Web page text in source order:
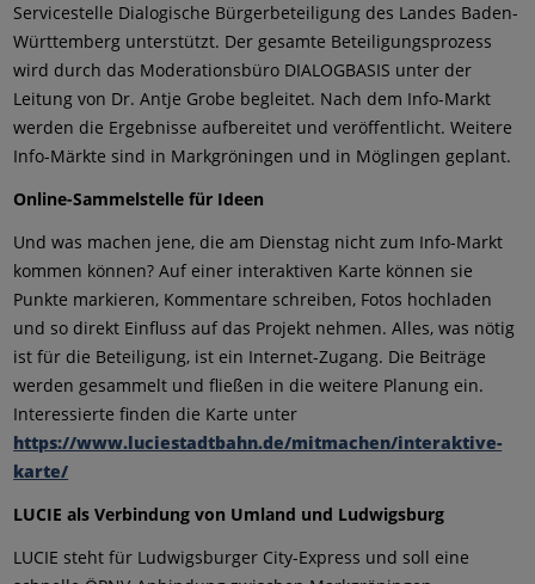
Servicestelle Dialogische Bürgerbeteiligung des Landes Baden-
Württemberg unterstützt. Der gesamte Beteiligungsprozess
wird durch das Moderationsbüro DIALOGBASIS unter der
Leitung von Dr. Antje Grobe begleitet. Nach dem Info-Markt
werden die Ergebnisse aufbereitet und veröffentlicht. Weitere
Info-Märkte sind in Markgröningen und in Möglingen geplant.
Online-Sammelstelle für Ideen
Und was machen jene, die am Dienstag nicht zum Info-Markt
kommen können? Auf einer interaktiven Karte können sie
Punkte markieren, Kommentare schreiben, Fotos hochladen
und so direkt Einfluss auf das Projekt nehmen. Alles, was nötig
ist für die Beteiligung, ist ein Internet-Zugang. Die Beiträge
werden gesammelt und fließen in die weitere Planung ein.
Interessierte finden die Karte unter
https://www.luciestadtbahn.de/mitmachen/interaktive-
karte/
LUCIE als Verbindung von Umland und Ludwigsburg
LUCIE steht für Ludwigsburger City-Express und soll eine